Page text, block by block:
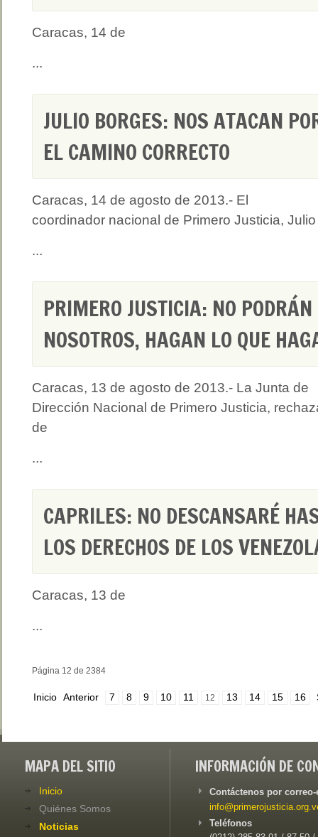
Caracas, 14 de
...
JULIO BORGES: NOS ATACAN
EL CAMINO CORRECTO
Caracas, 14 de agosto de 2013.- El
coordinador nacional de Primero Justicia, Julio
...
PRIMERO JUSTICIA: NO
NOSOTROS, HAGAN LO QUE
Caracas, 13 de agosto de 2013.- La Junta de
Dirección Nacional de Primero Justicia,
de
...
CAPRILES: NO DESCANSARÉ
LOS DERECHOS DE LOS
Caracas, 13 de
...
Página 12 de 2384
Inicio Anterior 7 8 9 10 11 12 13 14 15 16
MAPA DEL SITIO
Inicio
Quiénes Somos
Noticias
INFORMACIÓN DE
Contáctenos por
Teléfonos